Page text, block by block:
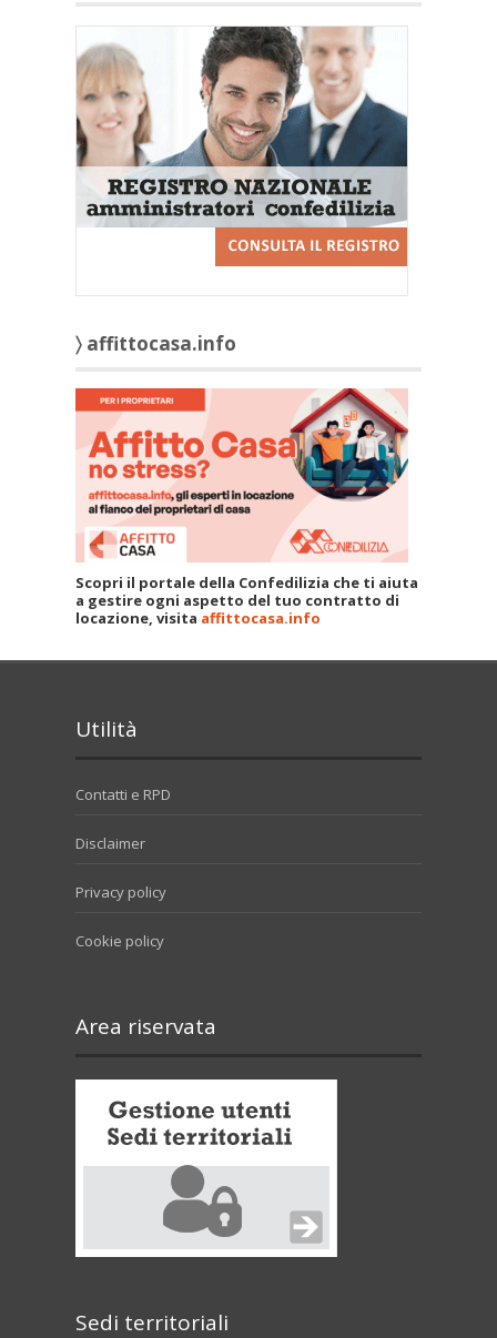
〉 affittocasa.info
Scopri il portale della Confedilizia che ti aiuta
a gestire ogni aspetto del tuo contratto di
locazione, visita affittocasa.info
Utilità
Contatti e RPD
Disclaimer
Privacy policy
Cookie policy
Area riservata
Sedi territoriali